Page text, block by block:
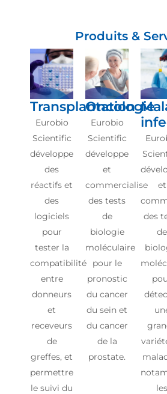
Produits &
Transplantation
Eurobio
Scientific
développe
des
réactifs et
des
logiciels
pour
tester la
compatibilité
entre
donneurs
et
receveurs
de
greffes, et
permettre
le suivi du
Oncologie
Eurobio
Scientific
développe
et
commercialise
des tests
de
biologie
moléculaire
pour le
pronostic
du cancer
du sein et
du cancer
de la
prostate.
et
des
de
les